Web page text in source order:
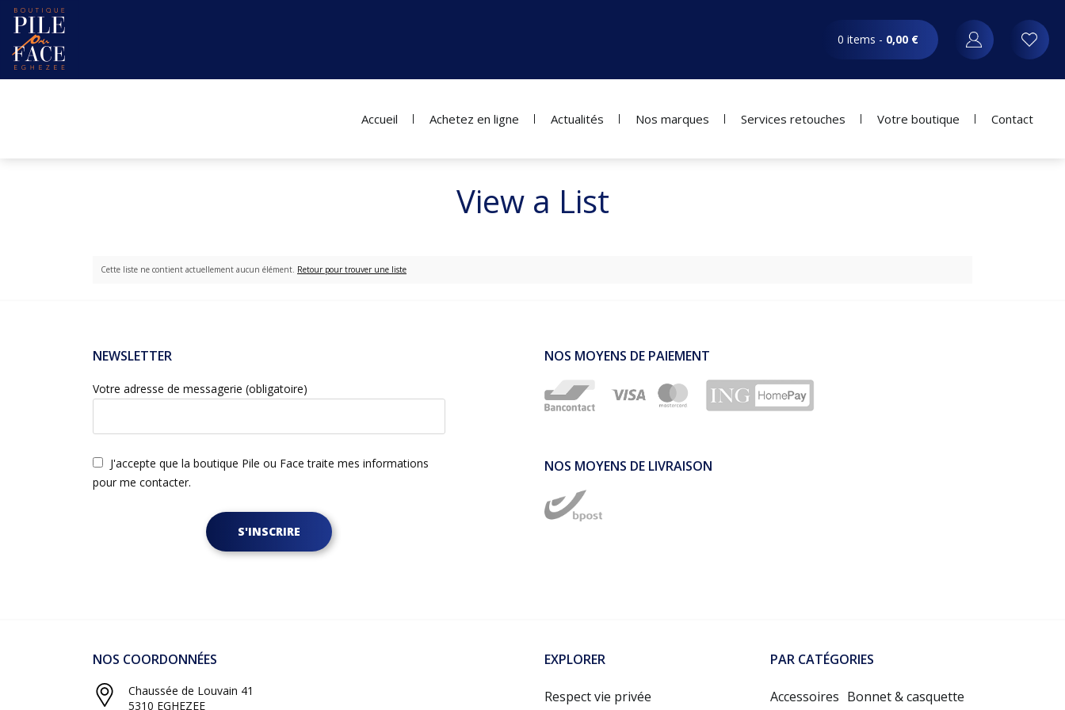
0 items - 0,00 €
Accueil Achetez en ligne Actualités Nos marques Services retouches Votre boutique Contact
View a List
Cette liste ne contient actuellement aucun élément. Retour pour trouver une liste
NEWSLETTER
Votre adresse de messagerie (obligatoire)
J'accepte que la boutique Pile ou Face traite mes informations
pour me contacter.
S'INSCRIRE
NOS MOYENS DE PAIEMENT
NOS MOYENS DE LIVRAISON
NOS COORDONNÉES
Chaussée de Louvain 41
5310 EGHEZEE
EXPLORER
Respect vie privée
PAR CATÉGORIES
Accessoires Bonnet & casquette